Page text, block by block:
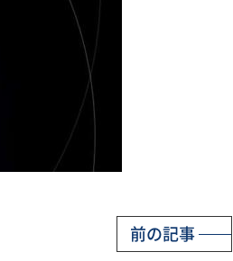
前の記事